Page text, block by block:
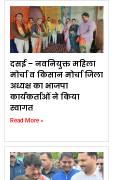
दसई – नवनियुक्त महिला
मोर्चा व किसान मोर्चा जिला
अध्यक्ष का भाजपा
कार्यकर्ताओं ने किया
स्वागत
Read More »